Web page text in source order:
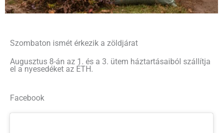
Szombaton ismét érkezik a zöldjárat
Augusztus 8-án az 1. és a 3. ütem háztartásaiból szállítja
el a nyesedéket az ÉTH.
Facebook